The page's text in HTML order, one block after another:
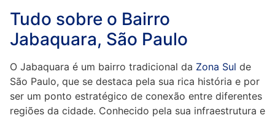
Tudo sobre o Bairro
Jabaquara, São Paulo
O Jabaquara é um bairro tradicional da Zona Sul de
São Paulo, que se destaca pela sua rica história e por
ser um ponto estratégico de conexão entre diferentes
regiões da cidade. Conhecido pela sua infraestrutura e